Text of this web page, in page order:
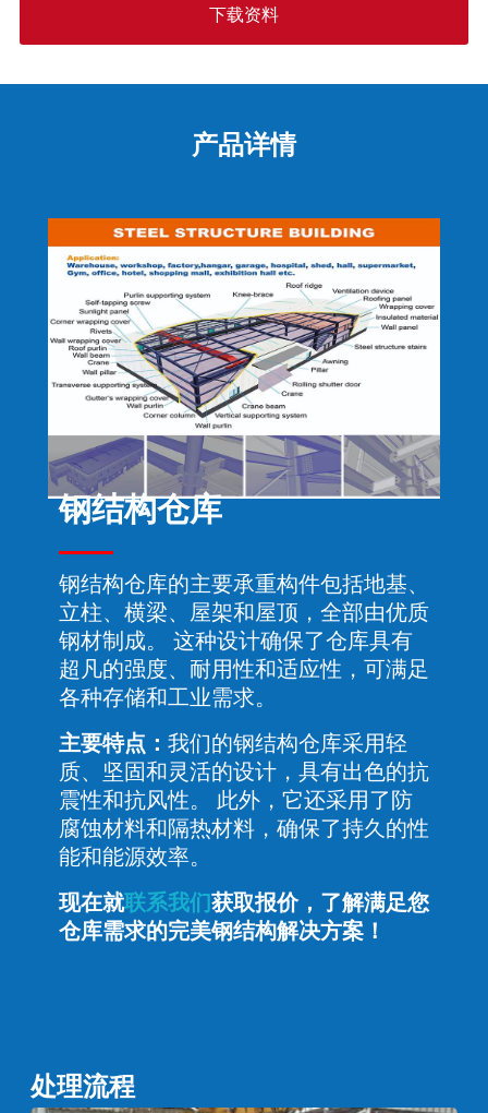
下载资料
产品详情
钢结构仓库
钢结构仓库的主要承重构件包括地基、
立柱、横梁、屋架和屋顶，全部由优质
钢材制成。 这种设计确保了仓库具有
超凡的强度、耐用性和适应性，可满足
各种存储和工业需求。
主要特点： 我们的钢结构仓库采用轻
质、坚固和灵活的设计，具有出色的抗
震性和抗风性。 此外，它还采用了防
腐蚀材料和隔热材料，确保了持久的性
能和能源效率。
现在就联系我们获取报价，了解满足您
仓库需求的完美钢结构解决方案！
处理流程